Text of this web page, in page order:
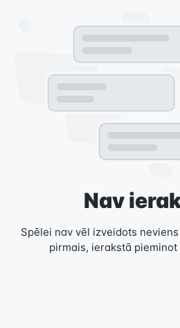
Nav
Spēlei nav vēl izveidots
pirmais, ierakstā